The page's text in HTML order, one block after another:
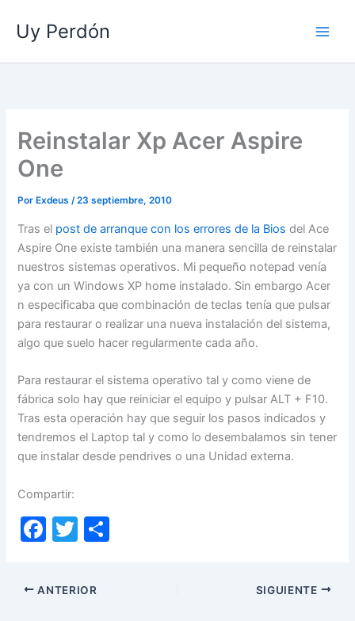
contenido
Uy Perdón
Reinstalar Xp Acer Aspire
One
Por Exdeus/23 septiembre, 2010
Tras el post de arranque con los errores de la Bios del Ace
Aspire One existe también una manera sencilla de reinstalar
nuestros sistemas operativos. Mi pequeño notepad venía
ya con un Windows XP home instalado. Sin embargo Acer
n especificaba que combinación de teclas tenía que pulsar
para restaurar o realizar una nueva instalación del sistema,
algo que suelo hacer regularmente cada año.
Para restaurar el sistema operativo tal y como viene de
fábrica solo hay que reiniciar el equipo y pulsar ALT + F10.
Tras esta operación hay que seguir los pasos indicados y
tendremos el Laptop tal y como lo desembalamos sin tener
que instalar desde pendrives o una Unidad externa.
Compartir:
F
c
e
T
itt
er
ANTERIOR SIGUIENTE